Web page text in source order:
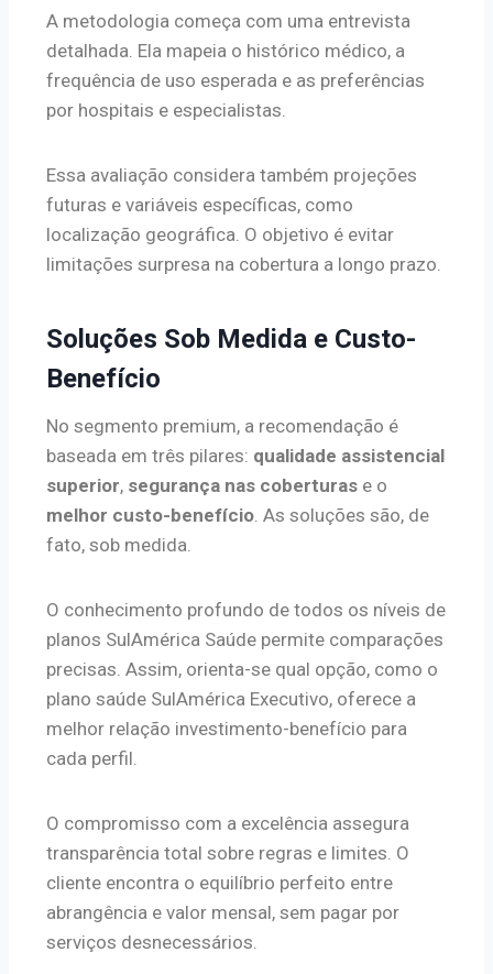
A metodologia começa com uma entrevista
detalhada. Ela mapeia o histórico médico, a
frequência de uso esperada e as preferências
por hospitais e especialistas.
Essa avaliação considera também projeções
futuras e variáveis específicas, como
localização geográfica. O objetivo é evitar
limitações surpresa na cobertura a longo prazo.
Soluções Sob Medida e Custo-
Benefício
No segmento premium, a recomendação é
baseada em três pilares: qualidade assistencial
superior, segurança nas coberturas e o
melhor custo-benefício . As soluções são, de
fato, sob medida.
O conhecimento profundo de todos os níveis de
planos SulAmérica Saúde permite comparações
precisas. Assim, orienta-se qual opção, como o
plano saúde SulAmérica Executivo, oferece a
melhor relação investimento-benefício para
cada perfil.
O compromisso com a excelência assegura
transparência total sobre regras e limites. O
cliente encontra o equilíbrio perfeito entre
abrangência e valor mensal, sem pagar por
serviços desnecessários.